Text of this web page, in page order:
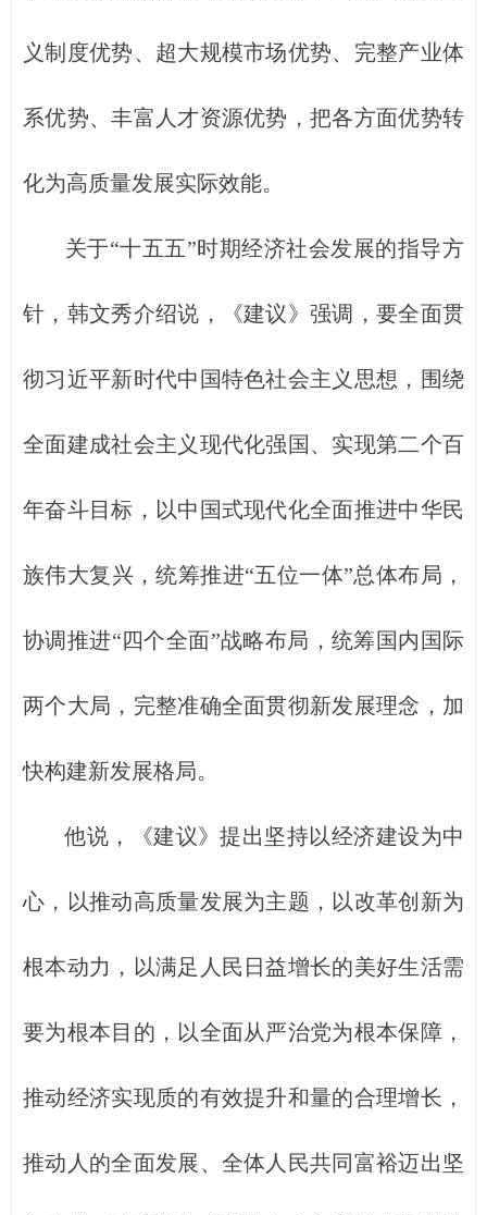
义制度优势、超大规模市场优势、完整产业体
系优势、丰富人才资源优势，把各方面优势转
化为高质量发展实际效能。
关于“十五五”时期经济社会发展的指导方
针，韩文秀介绍说，《建议》强调，要全面贯
彻习近平新时代中国特色社会主义思想，围绕
全面建成社会主义现代化强国、实现第二个百
年奋斗目标，以中国式现代化全面推进中华民
族伟大复兴，统筹推进“五位一体”总体布局，
协调推进“四个全面”战略布局，统筹国内国际
两个大局，完整准确全面贯彻新发展理念，加
快构建新发展格局。
他说，《建议》提出坚持以经济建设为中
心，以推动高质量发展为主题，以改革创新为
根本动力，以满足人民日益增长的美好生活需
要为根本目的，以全面从严治党为根本保障，
推动经济实现质的有效提升和量的合理增长，
推动人的全面发展、全体人民共同富裕迈出坚